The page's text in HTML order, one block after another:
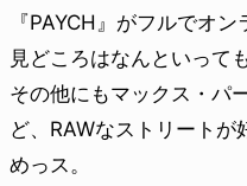
『PAYCH』がフルでオン
見どころはなんといって
その他にもマックス・パ
ど、RAWなストリート
めっス。